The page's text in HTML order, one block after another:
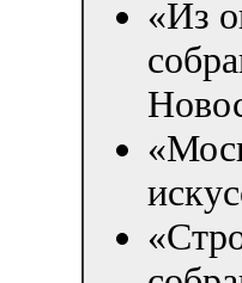
«Из